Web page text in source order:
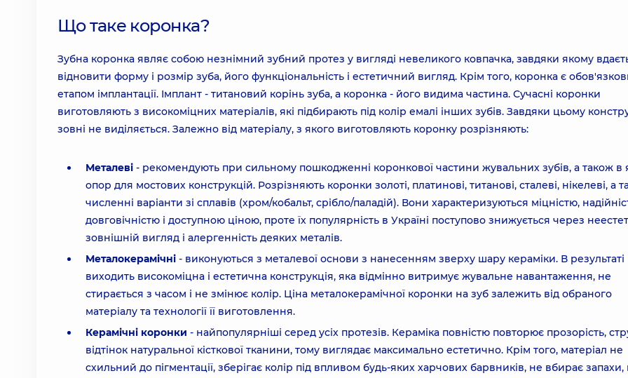
Що таке коронка?
Зубна коронка являє собою незнімний зубний протез у вигляді невеликого ковпачка, завдяки якому
відновити форму і розмір зуба, його функціональність і естетичний вигляд. Крім того, коронка є
етапом імплантації. Імплант - титановий корінь зуба, а коронка - його видима частина. Сучасні коронки
виготовляють з високоміцних матеріалів, які підбирають під колір емалі інших зубів. Завдяки цьому
зовні не виділяється. Залежно від матеріалу, з якого виготовляють коронку розрізняють:
Металеві - рекомендують при сильному пошкодженні коронкової частини жувальних зубів, а також в
опор для мостових конструкцій. Розрізняють коронки золоті, платинові, титанові, сталеві, нікелеві, а
численні варіанти зі сплавів (хром/кобальт, срібло/паладій). Вони характеризуються міцністю,
довговічністю і доступною ціною, проте їх популярність в Україні поступово знижується через
зовнішній вигляд і алергенність деяких металів.
Металокерамічні - виконуються з металевої основи з нанесенням зверху шару кераміки. В результаті
виходить високоміцна і естетична конструкція, яка відмінно витримує жувальне навантаження, не
стирається з часом і не змінює колір. Ціна металокерамічної коронки на зуб залежить від обраного
матеріалу та технології її виготовлення.
Керамічні коронки - найпопулярніші серед усіх протезів. Кераміка повністю повторює прозорість,
відтінок натуральної кісткової тканини, тому виглядає максимально естетично. Крім того, матеріал не
схильний до пігментації, зберігає колір під впливом будь-яких харчових барвників, не вбирає запахи,